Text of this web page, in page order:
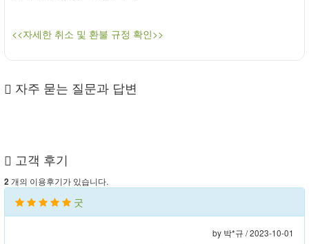
<<자세한 취소 및 환불 규정 확인>>
자주 묻는 질문과 답변
고객 후기
2 개의 이용후기가 있습니다.
굿
by 박*규 /2023-10-01